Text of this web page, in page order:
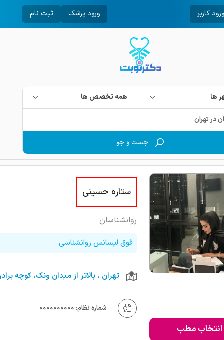
ورود کاربر ورود پزشک ثبت نام
ها همه تخصص ها
جست و جو
انتخاب مطب
ستاره حسینی
روانشناسان
فوق لیسانس روانشناسی
شماره نظام: 0000000000